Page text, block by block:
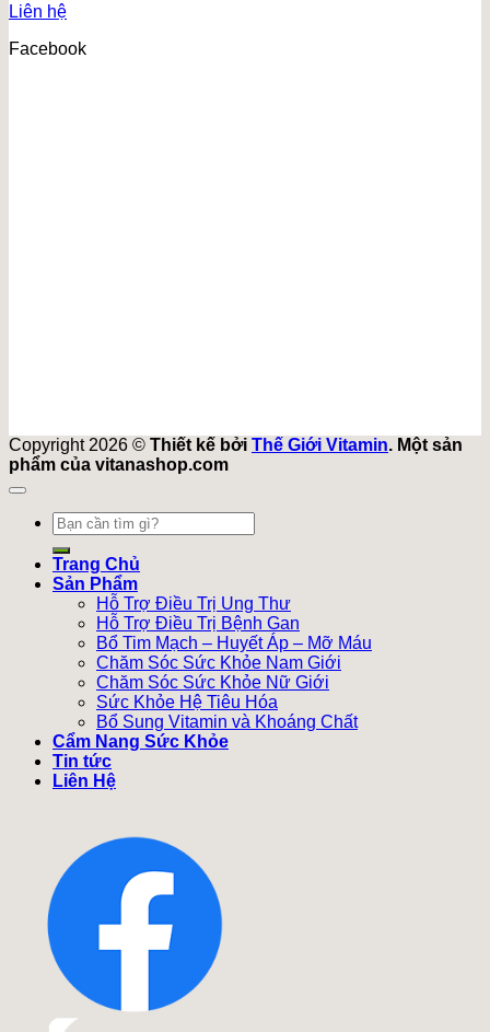
Liên hệ
Facebook
Copyright 2026 © Thiết kế bởi Thế Giới Vitamin. Một sản
phẩm của vitanashop.com
Tìm
kiếm:
Trang Chủ
Sản Phẩm
Hỗ Trợ Điều Trị Ung Thư
Hỗ Trợ Điều Trị Bệnh Gan
Bổ Tim Mạch – Huyết Áp – Mỡ Máu
Chăm Sóc Sức Khỏe Nam Giới
Chăm Sóc Sức Khỏe Nữ Giới
Sức Khỏe Hệ Tiêu Hóa
Bổ Sung Vitamin và Khoáng Chất
Cẩm Nang Sức Khỏe
Tin tức
Liên Hệ